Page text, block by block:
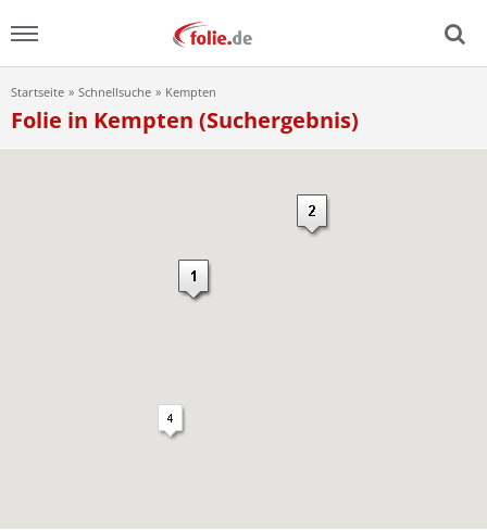
Home
Startseite Schnellsuche Kempten
Folie in Kempten (Suchergebnis)